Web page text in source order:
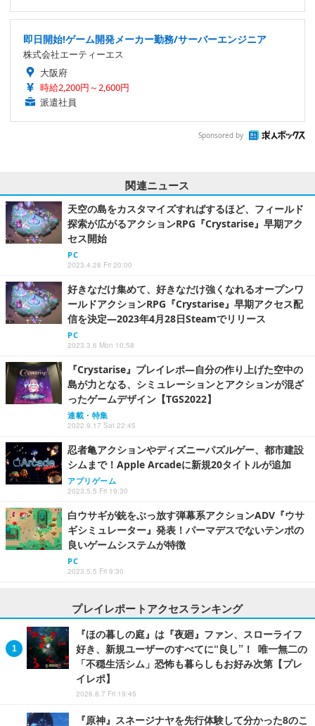
即日開始!ゲーム開発メーカー勤務/サーバーエンジニア
株式会社エーティーエス
大阪府
時給2,200円～2,600円
派遣社員
Sponsored by
関連ニュース
天空の島をカスタマイズすればするほど、フィールド
探索が広がるアクションRPG『Crystarise』早期アク
セス開始
PC
2023.4.28 Fri 20:00
好きなだけ集めて、好きなだけ強くなれるオープンワ
ールドアクションRPG『Crystarise』早期アクセス配
信を決定―2023年4月28日Steamでリリース
PC
2023.3.6 Mon 10:58
『Crystarise』プレイレポ―自分の作り上げた空中の
島が力となる、シミュレーションとアクションが混ざ
ったゲームデザイン【TGS2022】
連載・特集
2022.9.17 Sat 22:45
忍者亀アクションやディズニーパズルゲー、都市建設
シムまで！Apple Arcadeに新規20タイトルが追加
アプリゲーム
2023.5.5 Fri 19:30
白ウサギが銃をぶっ放す弾幕系アクションADV『ウサ
ギシミュレーター』発表！パーマデスでないテンポの
良いゲームシステムが特徴
PC
2023.5.5 Fri 9:30
プレイレポートアクセスランキング
『ほの暮しの庭』は『夜廻』ファン、スローライフ
好き、新規ユーザーのすべてに“良し”！ 唯一無二の
「不穏生活シム」恐怖も暮らしもお好み次第【プレ
イレポ】
2026.8.7 Fri 19:45
『原神』スネージナヤを先行体験して分かった8のこ